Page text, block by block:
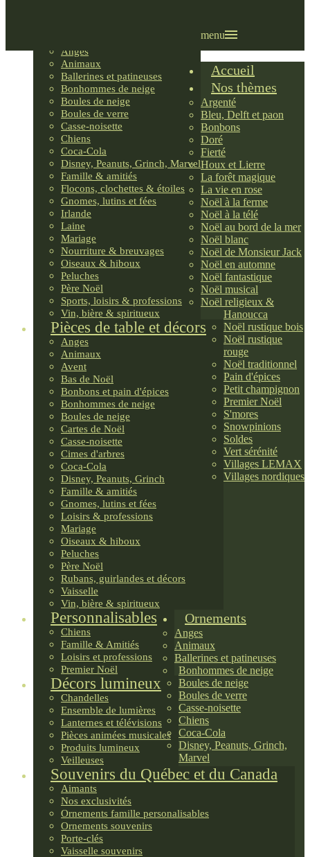
Anges
Animaux
Ballerines et patineuses
Bonhommes de neige
Boules de neige
Boules de verre
Casse-noisette
Chiens
Coca-Cola
Disney, Peanuts, Grinch, Marvel
Famille & amitiés
Flocons, clochettes & étoiles
Gnomes, lutins et fées
Irlande
Laine
Mariage
Nourriture & breuvages
Oiseaux & hiboux
Peluches
Père Noël
Sports, loisirs & professions
Vin, bière & spiritueux
Pièces de table et décors
Anges
Animaux
Avent
Bas de Noël
Bonbons et pain d'épices
Bonhommes de neige
Boules de neige
Cartes de Noël
Casse-noisette
Cimes d'arbres
Coca-Cola
Disney, Peanuts, Grinch
Famille & amitiés
Gnomes, lutins et fées
Loisirs & professions
Mariage
Oiseaux & hiboux
Peluches
Père Noël
Rubans, guirlandes et décors
Vaisselle
Vin, bière & spiritueux
Personnalisables
Chiens
Famille & Amitiés
Loisirs et professions
Premier Noël
Décors lumineux
Chandelles
Ensemble de lumières
Lanternes et télévisions
Pièces animées musicales
Produits lumineux
Veilleuses
Souvenirs du Québec et du Canada
Aimants
Nos exclusivités
Ornements famille personalisables
Ornements souvenirs
Porte-clés
Vaisselle souvenirs
menu
Accueil
Nos thèmes
Argenté
Bleu, Delft et paon
Bonbons
Doré
Fierté
Houx et Lierre
La forêt magique
La vie en rose
Noël à la ferme
Noël à la télé
Noël au bord de la mer
Noël blanc
Noël de Monsieur Jack
Noël en automne
Noël fantastique
Noël musical
Noël religieux &
Hanoucca
Noël rustique bois
Noël rustique
rouge
Noël traditionnel
Pain d'épices
Petit champignon
Premier Noël
S'mores
Snowpinions
Soldes
Vert sérénité
Villages LEMAX
Villages nordiques
Ornements
Anges
Animaux
Ballerines et patineuses
Bonhommes de neige
Boules de neige
Boules de verre
Casse-noisette
Chiens
Coca-Cola
Disney, Peanuts, Grinch,
Marvel